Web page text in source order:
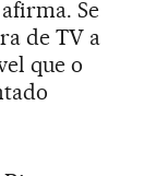
Se
de TV a
que o